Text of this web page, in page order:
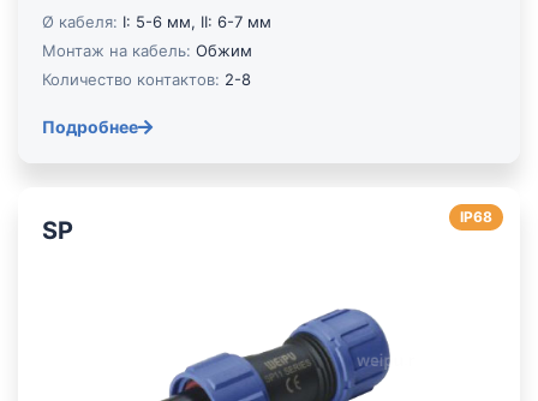
Ø кабеля: I: 5-6 мм, II: 6-7 мм
Монтаж на кабель: Обжим
Количество контактов: 2-8
Подробнее
SP IP68